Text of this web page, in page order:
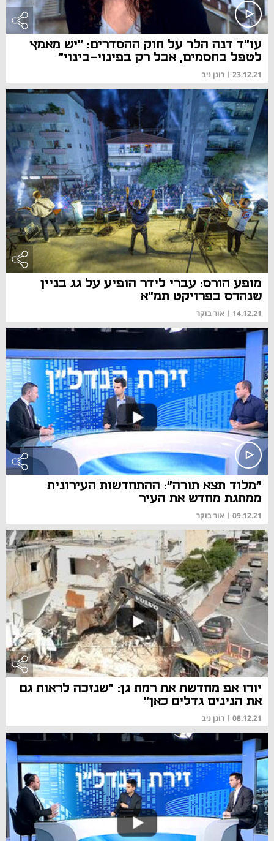
עו"ד דנה הלר על חוק ההסדרים: "יש מאמץ
לטפל בחסמים, אבל רק בפינוי-בינוי"
23.12.21
| רונן ניב
מופע הורס: עברי לידר הופיע על גג בניין
שנהרס בפרויקט תמ"א
14.12.21
| אור בוקר
"מלוד תצא תורה": ההתחדשות העירונית
ממתגת מחדש את העיר
09.12.21
| אור בוקר
יורו אפ מחדשת את רמת גן: "שנזכה לראות גם
את הנינים גדלים כאן"
08.12.21
| רונן ניב